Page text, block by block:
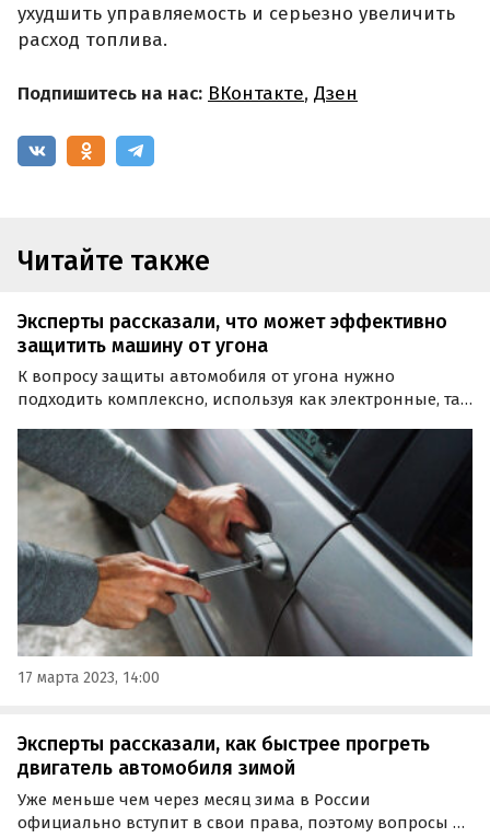
ухудшить управляемость и серьезно увеличить
расход топлива.
Подпишитесь на нас: ВКонтакте, Дзен
Читайте также
Эксперты рассказали, что может эффективно
защитить машину от угона
К вопросу защиты автомобиля от угона нужно
подходить комплексно, используя как электронные, так
оформление страхового полиса каско.
17 марта 2023, 14:00
Эксперты рассказали, как быстрее прогреть
двигатель автомобиля зимой
Уже меньше чем через месяц зима в России
официально вступит в свои права, поэтому вопросы о